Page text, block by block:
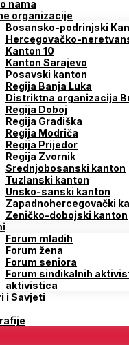
nama
organizacije
Bosansko-podrinjski
Hercegovačko-
Kanton 10
Kanton Sarajevo
Posavski kanton
Regija Banja Luka
Distriktna organizacija
Regija Doboj
Regija Gradiška
Regija Modriča
Regija Prijedor
Regija Zvornik
Srednjobosanski kanton
Tuzlanski kanton
Unsko-sanski kanton
Zapadnohercegovački
Zeničko-dobojski kanton
Forum mladih
Forum žena
Forum seniora
Forum sindikalnih
aktivistica
i Savjeti